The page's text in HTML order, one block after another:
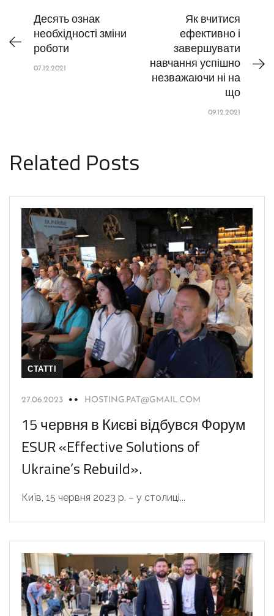
Десять ознак
необхідності зміни
роботи
07.12.2021
Як вчитися
ефективно і
завершувати
навчання успішно
незважаючи ні на
що
09.12.2021
Related Posts
СТАТТІ
27.06.2023 HOSTING.PAT@GMAIL.COM
15 червня в Києві відбувся Форум
ESUR «Effective Solutions of
Ukraine’s Rebuild».
Київ, 15 червня 2023 р. – у столиці...